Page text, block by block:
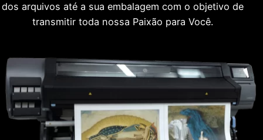
dos arquivos até a sua embalagem com o objetivo de
transmitir toda nossa Paixão para Você.